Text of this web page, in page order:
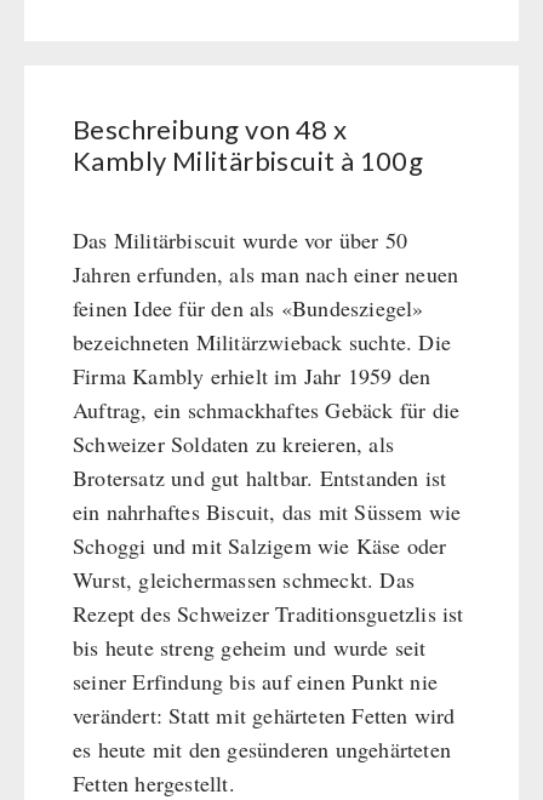
Ersatzteile Wasserfilter
Hygiene
TECHNIK
Getreidemühlen / Kornquetsche
Notkocher 71
Licht
Solargeräte
Atemschutz / ABC Schutzanzug
Gamma-Scout Geigerzähler
Feuerhand
SONSTIGES
BEHÖRDEN / GRUPPENVERSORGUNG
Notrationen
Trinkwasser
Frühstück
Suppen
Hauptmahlzeiten
Dessert
Ergänzungs-Pakete
Schutzraum-Ausrüstung
100g
Menge
Beschreibung von 48 x
Kambly Militärbiscuit à 100g
Das Militärbiscuit wurde vor über 50
Jahren erfunden, als man nach einer neuen
feinen Idee für den als «Bundesziegel»
bezeichneten Militärzwieback suchte. Die
Firma Kambly erhielt im Jahr 1959 den
Auftrag, ein schmackhaftes Gebäck für die
Schweizer Soldaten zu kreieren, als
Brotersatz und gut haltbar. Entstanden ist
ein nahrhaftes Biscuit, das mit Süssem wie
Schoggi und mit Salzigem wie Käse oder
Wurst, gleichermassen schmeckt. Das
Rezept des Schweizer Traditionsguetzlis ist
bis heute streng geheim und wurde seit
seiner Erfindung bis auf einen Punkt nie
verändert: Statt mit gehärteten Fetten wird
es heute mit den gesünderen ungehärteten
Fetten hergestellt.